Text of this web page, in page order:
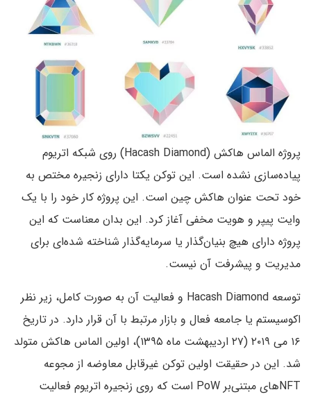
پروژه الماس هاکش (Hacash Diamond) روی شبکه اتریوم
پیاده‌سازی نشده است. این توکن یکتا دارای زنجیره مختص به
خود تحت عنوان هاکش چین است. این پروژه کار خود را با یک
وایت پیپر و هویت مخفی آغاز کرد. این بدان معناست که این
پروژه دارای هیچ بنیان‌گذار یا سرمایه‌گذار شناخته شده‌ای برای
مدیریت و پیشرفت آن نیست.
توسعه Hacash Diamond و فعالیت آن به صورت کامل، زیر نظر
اکوسیستم یا جامعه فعال و بازار مرتبط با آن قرار دارد. در تاریخ
۱۶ می ۲۰۱۹ (۲۷ اردیبهشت ماه ۱۳۹۵)، اولین الماس هاکش متولد
شد. این در حقیقت اولین توکن غیرقابل معاوضه از مجوعه
NFTهای مبتنی‌بر PoW است که روی زنجیره اتریوم فعالیت